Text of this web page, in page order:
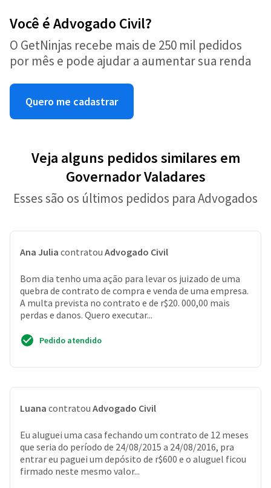
Você é Advogado Civil?
O GetNinjas recebe mais de 250 mil pedidos
por mês e pode ajudar a aumentar sua renda
Quero me cadastrar
Veja alguns pedidos similares em
Governador Valadares
Esses são os últimos pedidos para Advogados
Ana Julia contratou Advogado Civil
Bom dia tenho uma ação para levar os juizado de uma
quebra de contrato de compra e venda de uma empresa.
A multa prevista no contrato e de r$20. 000,00 mais
perdas e danos. Quero executar...
Pedido atendido
Luana contratou Advogado Civil
Eu aluguei uma casa fechando um contrato de 12 meses
que seria do período de 24/08/2015 a 24/08/2016, pra
entrar eu paguei um depósito de r$600 e o aluguel ficou
firmado neste mesmo valor...